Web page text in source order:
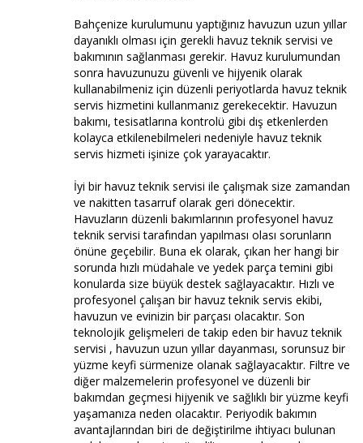
Bahçenize kurulumunu yaptığınız havuzun uzun yıllar
dayanıklı olması için gerekli havuz teknik servisi ve
bakımının sağlanması gerekir. Havuz kurulumundan
sonra havuzunuzu güvenli ve hijyenik olarak
kullanabilmeniz için düzenli periyotlarda havuz teknik
servis hizmetini kullanmanız gerekecektir. Havuzun
bakımı, tesisatlarına kontrolü gibi dış etkenlerden
kolayca etkilenebilmeleri nedeniyle havuz teknik
servis hizmeti işinize çok yarayacaktır.
İyi bir havuz teknik servisi ile çalışmak size zamandan
ve nakitten tasarruf olarak geri dönecektir.
Havuzların düzenli bakımlarının profesyonel havuz
teknik servisi tarafından yapılması olası sorunların
önüne geçebilir. Buna ek olarak, çıkan her hangi bir
sorunda hızlı müdahale ve yedek parça temini gibi
konularda size büyük destek sağlayacaktır. Hızlı ve
profesyonel çalışan bir havuz teknik servis ekibi,
havuzun ve evinizin bir parçası olacaktır. Son
teknolojik gelişmeleri de takip eden bir havuz teknik
servisi , havuzun uzun yıllar dayanması, sorunsuz bir
yüzme keyfi sürmenize olanak sağlayacaktır. Filtre ve
diğer malzemelerin profesyonel ve düzenli bir
bakımdan geçmesi hijyenik ve sağlıklı bir yüzme keyfi
yaşamanıza neden olacaktır. Periyodik bakımın
avantajlarından biri de değiştirilme ihtiyacı bulunan